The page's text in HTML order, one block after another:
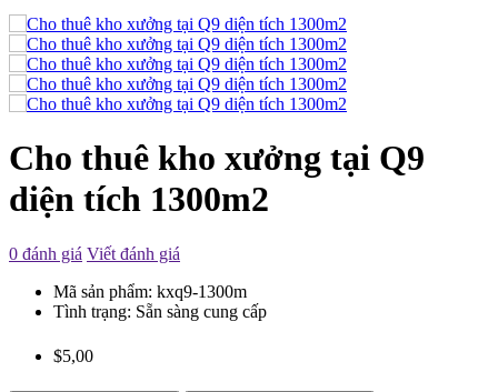
Cho thuê kho xưởng tại Q9
diện tích 1300m2
0 đánh giá Viết đánh giá
Mã sản phẩm: kxq9-1300m
Tình trạng: Sẵn sàng cung cấp
$5,00